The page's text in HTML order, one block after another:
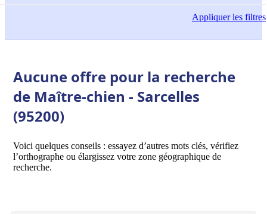
Appliquerles filtres
Aucune offre pour la recherche
de Maître-chien - Sarcelles
(95200)
Voici quelques conseils : essayez d’autres mots clés, vérifiez
l’orthographe ou élargissez votre zone géographique de
recherche.